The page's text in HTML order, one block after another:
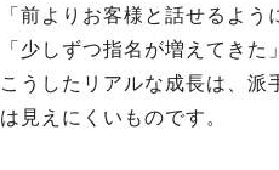
「前よりお客様と話せるよう
「少しずつ指名が増えてきた」
こうしたリアルな成長は、派
は見えにくいものです。